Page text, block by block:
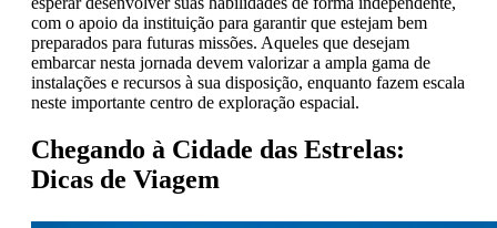
com o apoio da instituição para garantir que estejam bem
preparados para futuras missões. Aqueles que desejam
embarcar nesta jornada devem valorizar a ampla gama de
instalações e recursos à sua disposição, enquanto fazem escala
neste importante centro de exploração espacial.
Chegando à Cidade das Estrelas:
Dicas de Viagem